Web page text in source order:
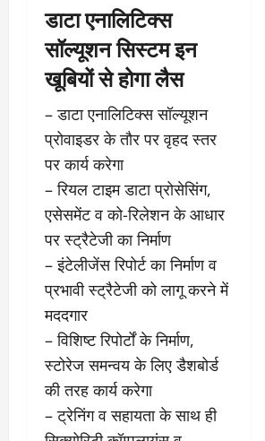
डाटा एनालिटिक्स
सॉल्यूशन सिस्टम इन
खूबियों से होगा लैस
– डाटा एनालिटिक्स सॉल्यूशन
प्रोवाइडर के तौर पर वृहद स्तर
पर कार्य करेगा
– रियल टाइम डाटा प्रोसेसिंग,
एसेसमेंट व को-रिलेशन के आधार
पर स्ट्रैटेजी का निर्माण
– इंटेलीजेंस रिपोर्ट का निर्माण व
प्रभावी स्ट्रैटेजी को लागू करने में
मददगार
– विशिष्ट रिपोर्टों के निर्माण,
स्टोरेज समन्वय के लिए डैशबोर्ड
की तरह कार्य करेगा
– ट्रेनिंग व सहायता के साथ ही